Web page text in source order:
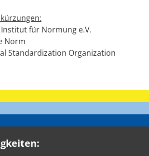
für Normung e.V.
Norm
Standardization Organization